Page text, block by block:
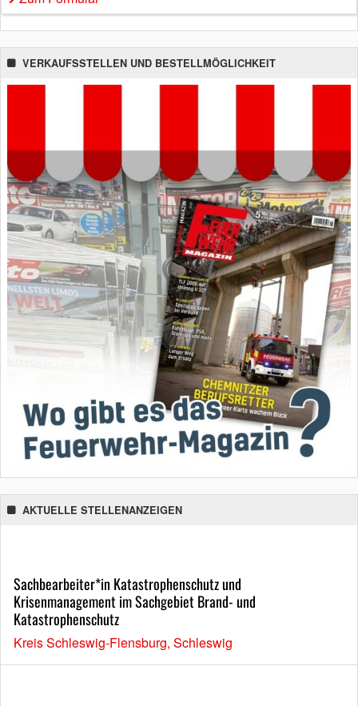
VERKAUFSSTELLEN UND BESTELLMÖGLICHKEIT
AKTUELLE STELLENANZEIGEN
Sachbearbeiter*in Katastrophenschutz und
Krisenmanagement im Sachgebiet Brand- und
Katastrophenschutz
Kreis Schleswig-Flensburg, Schleswig